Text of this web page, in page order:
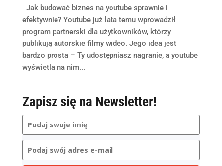
Jak budować biznes na youtube sprawnie i
efektywnie? Youtube już lata temu wprowadził
program partnerski dla użytkowników, którzy
publikują autorskie filmy wideo. Jego idea jest
bardzo prosta – Ty udostępniasz nagranie, a youtube
wyświetla na nim...
Zapisz się na Newsletter!